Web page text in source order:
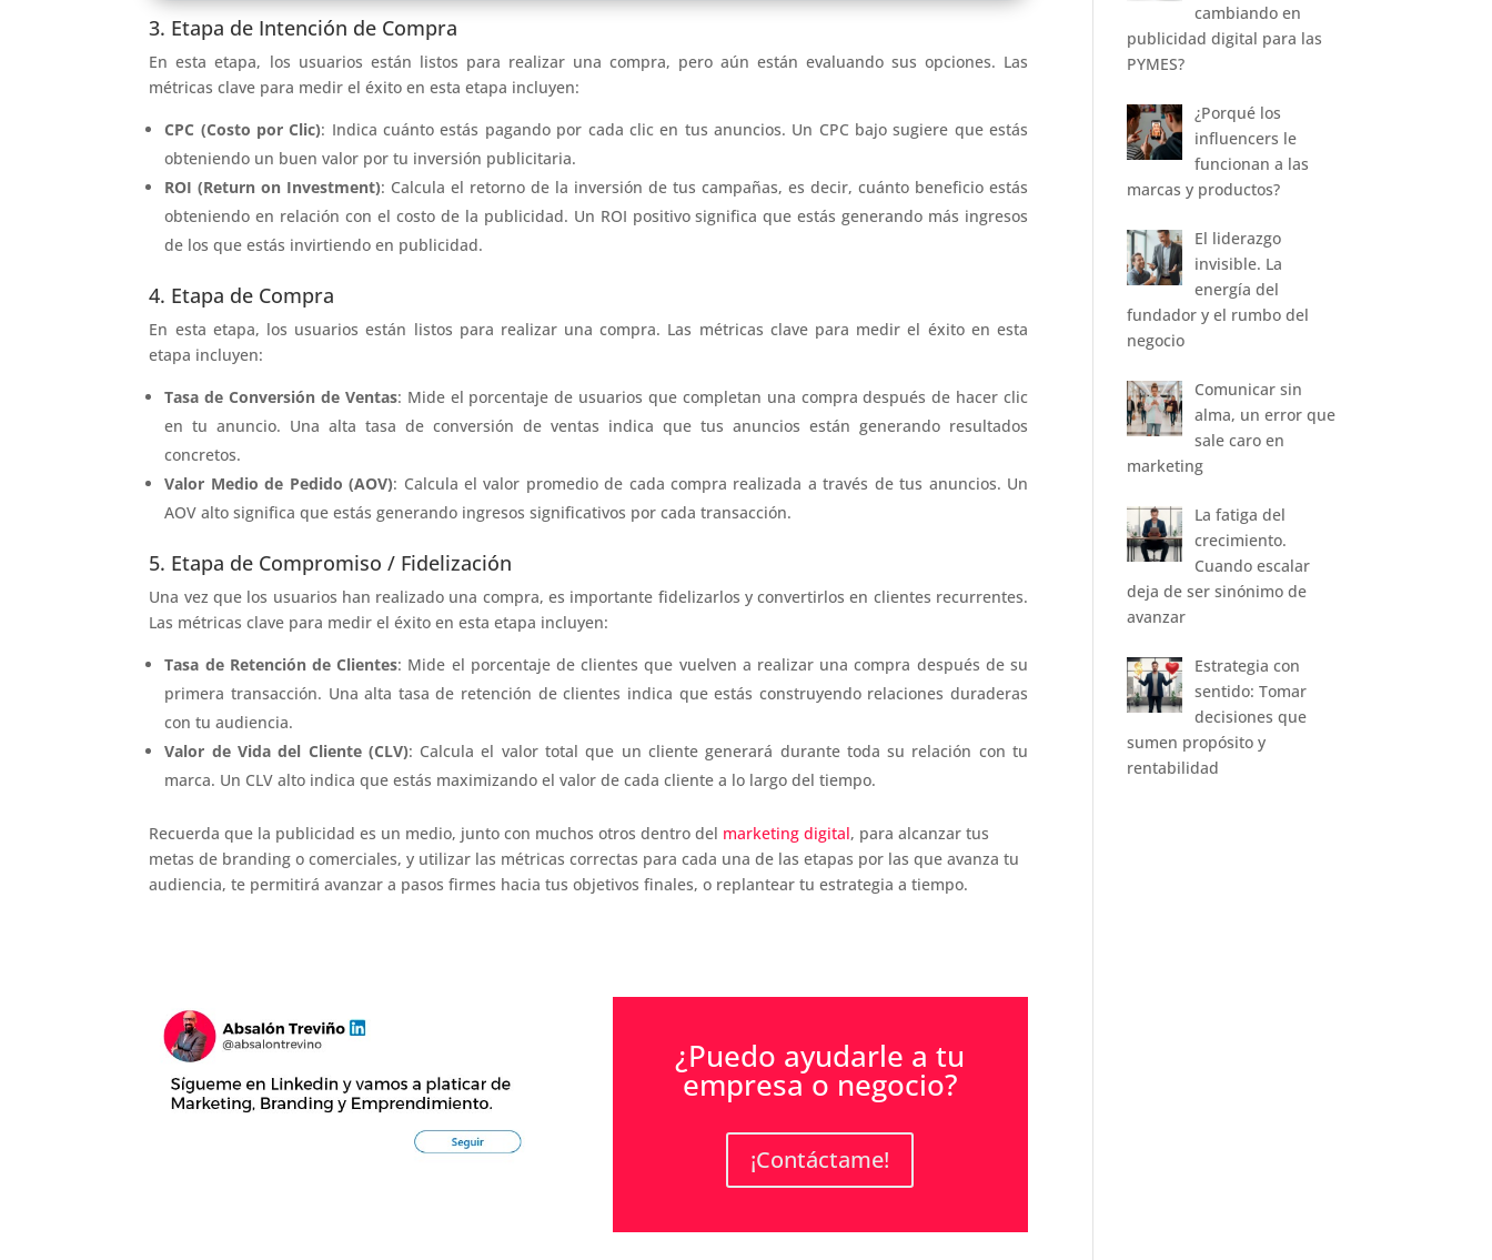
3. Etapa de Intención de Compra
En esta etapa, los usuarios están listos para realizar una compra, pero aún están evaluando sus opciones. Las
métricas clave para medir el éxito en esta etapa incluyen:
CPC (Costo por Clic): Indica cuánto estás pagando por cada clic en tus anuncios. Un CPC bajo sugiere que estás
obteniendo un buen valor por tu inversión publicitaria.
ROI (Return on Investment): Calcula el retorno de la inversión de tus campañas, es decir, cuánto beneficio estás
obteniendo en relación con el costo de la publicidad. Un ROI positivo significa que estás generando más ingresos
de los que estás invirtiendo en publicidad.
4. Etapa de Compra
En esta etapa, los usuarios están listos para realizar una compra. Las métricas clave para medir el éxito en esta
etapa incluyen:
Tasa de Conversión de Ventas: Mide el porcentaje de usuarios que completan una compra después de hacer clic
en tu anuncio. Una alta tasa de conversión de ventas indica que tus anuncios están generando resultados
concretos.
Valor Medio de Pedido (AOV): Calcula el valor promedio de cada compra realizada a través de tus anuncios. Un
AOV alto significa que estás generando ingresos significativos por cada transacción.
5. Etapa de Compromiso / Fidelización
Una vez que los usuarios han realizado una compra, es importante fidelizarlos y convertirlos en clientes recurrentes.
Las métricas clave para medir el éxito en esta etapa incluyen:
Tasa de Retención de Clientes: Mide el porcentaje de clientes que vuelven a realizar una compra después de su
primera transacción. Una alta tasa de retención de clientes indica que estás construyendo relaciones duraderas
con tu audiencia.
Valor de Vida del Cliente (CLV): Calcula el valor total que un cliente generará durante toda su relación con tu
marca. Un CLV alto indica que estás maximizando el valor de cada cliente a lo largo del tiempo.
Recuerda que la publicidad es un medio, junto con muchos otros dentro del marketing digital, para alcanzar tus
metas de branding o comerciales, y utilizar las métricas correctas para cada una de las etapas por las que avanza tu
audiencia, te permitirá avanzar a pasos firmes hacia tus objetivos finales, o replantear tu estrategia a tiempo.
¿Puedo ayudarle a tu
empresa o negocio?
¡Contáctame!
cambiando en
publicidad digital para las
PYMES?
¿Porqué los
influencers le
funcionan a las
marcas y productos?
El liderazgo
invisible. La
energía del
fundador y el rumbo del
negocio
Comunicar sin
alma, un error que
sale caro en
marketing
La fatiga del
crecimiento.
Cuando escalar
deja de ser sinónimo de
avanzar
Estrategia con
sentido: Tomar
decisiones que
sumen propósito y
rentabilidad